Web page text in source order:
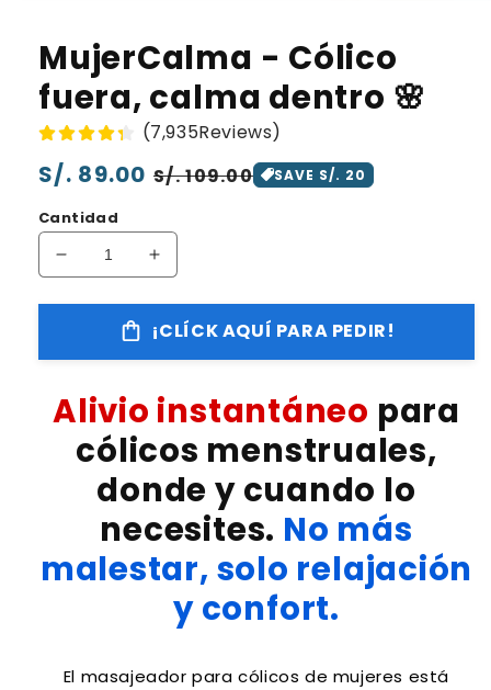
MujerCalma - Cólico
fuera, calma dentro 🌸
(7,935Reviews)
Precio
habitual
S/. 89.00 Precio
oferta
S/. 109.00 SAVE S/. 20
Cantidad
Reducir
para
MujerCalma
-
fuera,
calma
dentro
Aumentar
para
MujerCalma
-
fuera,
calma
dentro
¡CLÍCK AQUÍ PARA PEDIR!
Alivio instantáneo para
cólicos menstruales,
donde y cuando lo
necesites. No más
malestar, solo relajación
y confort.
El masajeador para cólicos de mujeres está